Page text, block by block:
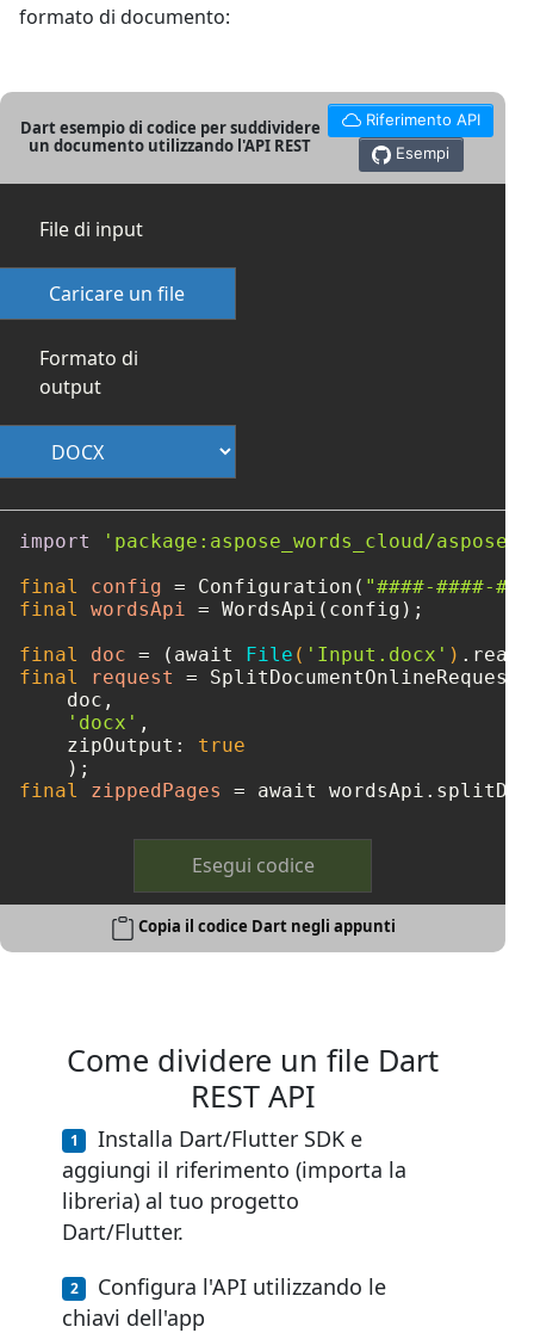
formato di documento:
Dart esempio di codice per suddividere
un documento utilizzando l'API REST
Riferimento API
Esempi
File di input
Caricare un file
Formato di
output
import
'package:aspose_words_cloud/
final
config = Configuration( "####-####-
final
wordsApi = WordsApi(config);
final
doc = (await File ( 'Input.docx' )
final
request = SplitDocumentOnlineRequest(
    doc,
'docx' ,
    zipOutput:
true
final
zippedPages = await
Esegui codice
Copia il codice Dart negli appunti
Come dividere un file Dart
REST API
Installa Dart/Flutter SDK e
aggiungi il riferimento (importa la
libreria) al tuo progetto
Dart/Flutter.
Configura l'API utilizzando le
chiavi dell'app